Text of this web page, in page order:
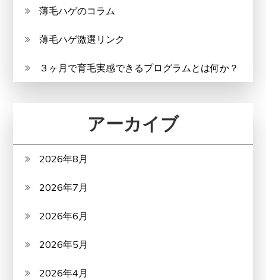
薄毛ハゲのコラム
薄毛ハゲ激選リンク
３ヶ月で育毛実感できるプログラムとは何か？
アーカイブ
2026年8月
2026年7月
2026年6月
2026年5月
2026年4月